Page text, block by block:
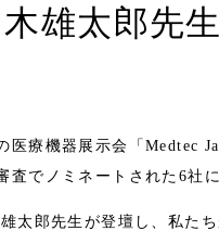
雄太郎先
医療機器展示会「Medtec
査でノミネートされた6社
太郎先生が登壇し、私た